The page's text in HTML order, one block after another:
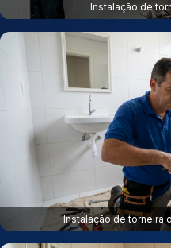
Instalação de
Instalação de torneira